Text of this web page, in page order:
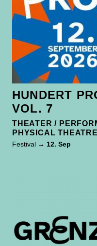
HUNDERT
VOL. 7
THEATER /
PHYSICAL THEATRE
Festival → 12. Sep